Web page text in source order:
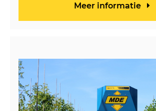
Meer informatie